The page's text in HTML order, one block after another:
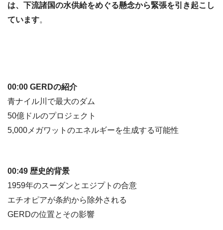
は、下流諸国の水供給をめぐる懸念から緊張を引き起こし
ています。
00:00 GERDの紹介
青ナイル川で最大のダム
50億ドルのプロジェクト
5,000メガワットのエネルギーを生成する可能性
00:49 歴史的背景
1959年のスーダンとエジプトの合意
エチオピアが条約から除外される
GERDの位置とその影響